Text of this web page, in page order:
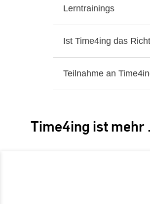
Lerntrainings
Ist Time4ing das
Teilnahme an
Time4ing ist mehr